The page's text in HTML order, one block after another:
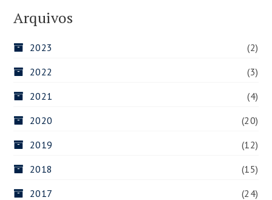
Arquivos
2023
(2)
2022
(3)
2021
(4)
2020
(20)
2019
(12)
2018
(15)
2017
(24)